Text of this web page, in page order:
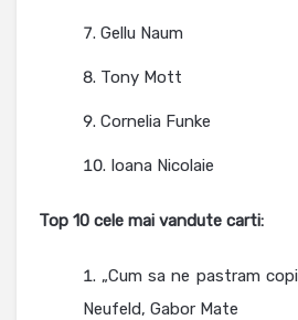
Gellu Naum
Tony Mott
Cornelia Funke
Ioana Nicolaie
Top 10 cele mai vandute carti:
„Cum sa ne pastram
Neufeld, Gabor Mate